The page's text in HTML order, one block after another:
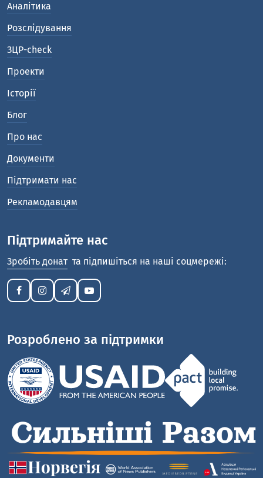
Аналітика
Розслідування
ЗЦР-check
Проекти
Історії
Блог
Про нас
Документи
Підтримати нас
Рекламодавцям
Підтримайте нас
Зробіть донат та підпишіться на наші соцмережі:
Розроблено за підтримки